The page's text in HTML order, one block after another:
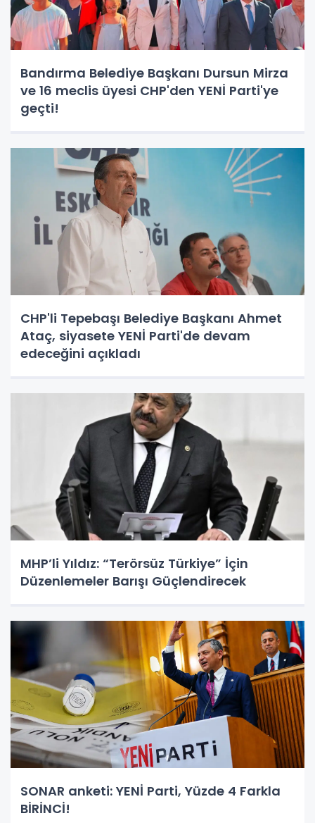
Bandırma Belediye Başkanı Dursun Mirza
ve 16 meclis üyesi CHP'den YENİ Parti'ye
geçti!
CHP'li Tepebaşı Belediye Başkanı Ahmet
Ataç, siyasete YENİ Parti'de devam
edeceğini açıkladı
MHP’li Yıldız: “Terörsüz Türkiye” İçin
Düzenlemeler Barışı Güçlendirecek
SONAR anketi: YENİ Parti, Yüzde 4 Farkla
BİRİNCİ!